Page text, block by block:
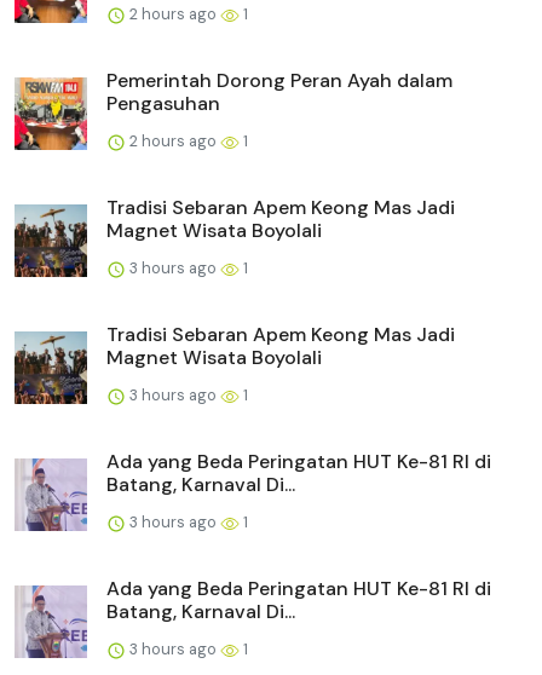
2 hours ago 1
Pemerintah Dorong Peran Ayah dalam
Pengasuhan
2 hours ago 1
Tradisi Sebaran Apem Keong Mas Jadi
Magnet Wisata Boyolali
3 hours ago 1
Tradisi Sebaran Apem Keong Mas Jadi
Magnet Wisata Boyolali
3 hours ago 1
Ada yang Beda Peringatan HUT Ke-81 RI di
Batang, Karnaval Di...
3 hours ago 1
Ada yang Beda Peringatan HUT Ke-81 RI di
Batang, Karnaval Di...
3 hours ago 1